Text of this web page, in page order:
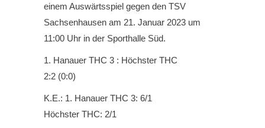
einem Auswärtsspiel gegen den TSV
Sachsenhausen am 21. Januar 2023 um
11:00 Uhr in der Sporthalle Süd.
1. Hanauer THC 3 : Höchster THC
2:2 (0:0)
K.E.: 1. Hanauer THC 3: 6/1
Höchster THC: 2/1